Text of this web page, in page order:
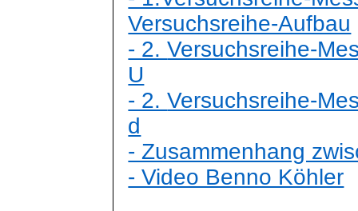
Versuchsreihe-Aufbau
- 2.Versuchsreihe-
U
- 2.Versuchsreihe-
d
- Zusammenhang
- Video Benno Köhler